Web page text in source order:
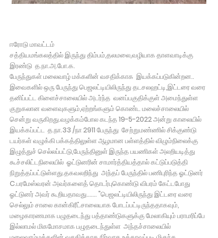
ஈரோடு மாவட்டம்
சத்தியமங்கலத்தில் இருந்து திம்பம்,தலமலை,வழியாக தாளவாடிக்கு
இரண்டு த.நா.அ.போ.க.
பேருந்துகள் மலைவாழ் மக்களின் வசதிக்காக இயக்கப்படுகின்றன..
இவைகளில் ஒரு பேருந்து பெஜலட்டியிலிருந்து தடசலஹட்டி,இட்டரை வரை
தனிப்பட்ட கிளைச்சாலையில் அடர்ந்த வனப்பகுதிக்குள் அமைந்துள்ள
குறுகலான வளைவுகளும்,ஏற்றங்களும் கொண்ட மலைச்சாலையில்
சென்று வருகிறது.வழக்கம்போல கடந்த 19-5-2022 அன்று காலையில்
இயக்கப்பட்ட த.நா.33 /நா 2911 பேருந்து சேற்றுமண்ணில் சிக்குண்டு
டயர்கள் வழுக்கி பக்கத்திலுள்ள ஆழமான பள்ளத்தில் விழும்நிலைக்கு
இழுத்துச் செல்லப்பட்டு,பேருந்தினுள் இருந்த பயணிகள் அலறியடித்து
கூச்சலிட்டநிலையில் ஓட்டுனரின் சாமார்த்தியத்தால் கட்டுப்படுத்தி
நிறுத்தப்பட்டுள்ளது.தகவலறிந்து அந்தப் பேருந்தில் பணிபுரிந்த ஓட்டுனர்
C.பரமேஸ்வரன் அவர்களைத் தொடர்புகொண்டு விபரம் கேட்டபோது
ஓட்டுனர் அவர் கூறியதாவது....... "பெஜலட்டியிலிருந்து இட்டரை வரை
செல்லும் சாலை கான்கிரீட்சாலையாக போடப்பட்டிருந்ததாகவும்,
மழைகாரணமாக பழுதடைந்து பத்தாண்டுகளுக்கு மேலாகியும் பராமரிப்பே
இல்லாமல் மிகமோசமாக பழுதடைந்துள்ள அந்தச்சாலையில்